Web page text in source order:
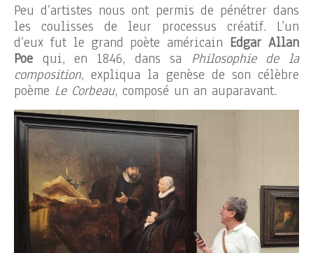
Peu d’artistes nous ont permis de pénétrer dans
les coulisses de leur processus créatif. L’un
d’eux fut le grand poète américain Edgar Allan
Poe qui, en 1846, dans sa Philosophie de la
composition, expliqua la genèse de son célèbre
poème Le Corbeau, composé un an auparavant.